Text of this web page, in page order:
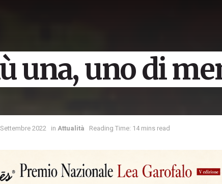
una, uno di
2022 in Attualità Reading Time: 14 mins read